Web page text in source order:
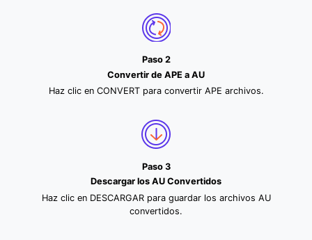
Paso 2
Convertir de APE a AU
Haz clic en CONVERT para convertir APE archivos.
Paso 3
Descargar los AU Convertidos
Haz clic en DESCARGAR para guardar los archivos AU
convertidos.